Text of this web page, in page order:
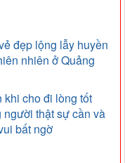
đẹp lộng lẫy huyền
nhiên ở Quảng
khi cho đi lòng tốt
thật sự cần và
bất ngờ